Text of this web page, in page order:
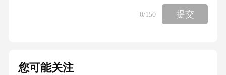
不理不睬，拒绝回应婚姻杀手1——批评：批评
0/150 提交
您可能关注